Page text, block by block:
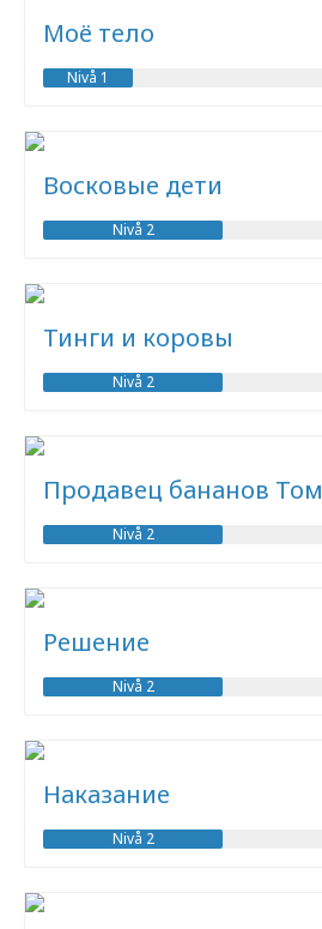
Моё тело
Nivå 1
Восковые дети
Nivå 2
Тинги и коровы
Nivå 2
Продавец бананов Том
Nivå 2
Решение
Nivå 2
Наказание
Nivå 2